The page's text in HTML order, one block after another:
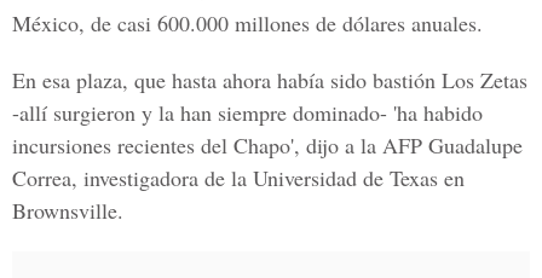
México, de casi 600.000 millones de dólares anuales.
En esa plaza, que hasta ahora había sido bastión Los Zetas
-allí surgieron y la han siempre dominado- 'ha habido
incursiones recientes del Chapo', dijo a la AFP Guadalupe
Correa, investigadora de la Universidad de Texas en
Brownsville.